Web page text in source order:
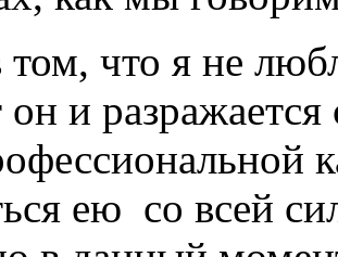
том, что я не
он и
ею со всей